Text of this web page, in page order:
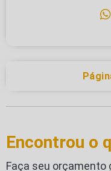
Encontrou o
Faça seu orçamento